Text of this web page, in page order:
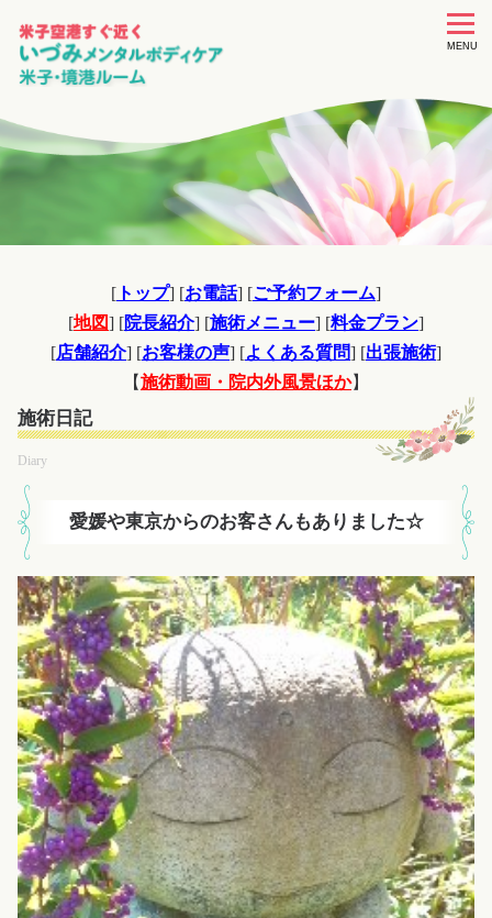
toggle
MENU
[ トップ] [お電話] [ご予約フォーム]
[地図] [院長紹介] [施術メニュー] [料金プラン]
[店舗紹介] [お客様の声] [よくある質問] [出張施術]
【施術動画・院内外風景ほか】
施術日記
Diary
愛媛や東京からのお客さんもありました☆